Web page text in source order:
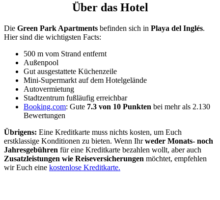
Über das Hotel
Die Green Park Apartments befinden sich in Playa del Inglés.
Hier sind die wichtigsten Facts:
500 m vom Strand entfernt
Außenpool
Gut ausgestattete Küchenzeile
Mini-Supermarkt auf dem Hotelgelände
Autovermietung
Stadtzentrum fußläufig erreichbar
Booking.com: Gute 7.3 von 10 Punkten bei mehr als 2.130
Bewertungen
Übrigens: Eine Kreditkarte muss nichts kosten, um Euch
erstklassige Konditionen zu bieten. Wenn Ihrweder Monats- noch
Jahresgebühren für eine Kreditkarte bezahlen wollt, aber auch
Zusatzleistungen wie Reiseversicherungen möchtet, empfehlen
wir Euch eine kostenlose Kreditkarte.